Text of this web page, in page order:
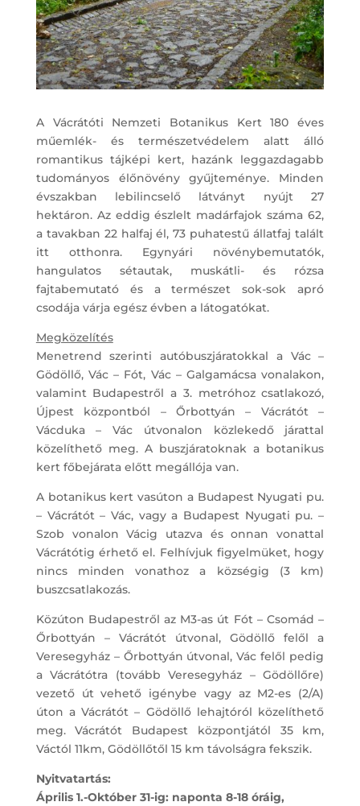
A Vácrátóti Nemzeti Botanikus Kert 180 éves
műemlék- és természetvédelem alatt álló
romantikus tájképi kert, hazánk leggazdagabb
tudományos élőnövény gyűjteménye. Minden
évszakban lebilincselő látványt nyújt 27
hektáron. Az eddig észlelt madárfajok száma 62,
a tavakban 22 halfaj él, 73 puhatestű állatfaj talált
itt otthonra. Egynyári növénybemutatók,
hangulatos sétautak, muskátli- és rózsa
fajtabemutató és a természet sok-sok apró
csodája várja egész évben a látogatókat.
Megközelítés
Menetrend szerinti autóbuszjáratokkal a Vác –
Gödöllő, Vác – Fót, Vác – Galgamácsa vonalakon,
valamint Budapestről a 3. metróhoz csatlakozó,
Újpest központból – Őrbottyán – Vácrátót –
Vácduka – Vác útvonalon közlekedő járattal
közelíthető meg. A buszjáratoknak a botanikus
kert főbejárata előtt megállója van.
A botanikus kert vasúton a Budapest Nyugati pu.
– Vácrátót – Vác, vagy a Budapest Nyugati pu. –
Szob vonalon Vácig utazva és onnan vonattal
Vácrátótig érhető el. Felhívjuk figyelmüket, hogy
nincs minden vonathoz a községig (3 km)
buszcsatlakozás.
Közúton Budapestről az M3-as út Fót – Csomád –
Őrbottyán – Vácrátót útvonal, Gödöllő felől a
Veresegyház – Őrbottyán útvonal, Vác felől pedig
a Vácrátótra (tovább Veresegyház – Gödöllőre)
vezető út vehető igénybe vagy az M2-es (2/A)
úton a Vácrátót – Gödöllő lehajtóról közelíthető
meg. Vácrátót Budapest központjától 35 km,
Váctól 11km, Gödöllőtől 15 km távolságra fekszik.
Nyitvatartás:
Április 1.-Október 31-ig: naponta 8-18 óráig,